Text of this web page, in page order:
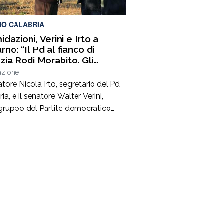
Calabria e Direttore generale
Spa, […]
CALABRIA
Verini e Irto a
“Il Pd al fianco di
Rodi Morabito. Gli
e i lavoratori onesti
essere lasciati da
Nicola Irto, segretario del Pd
e il senatore Walter Verini,
del Partito democratico